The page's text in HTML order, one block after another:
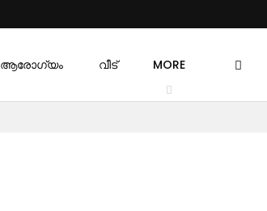
ആരോഗ്യം വീട് MORE